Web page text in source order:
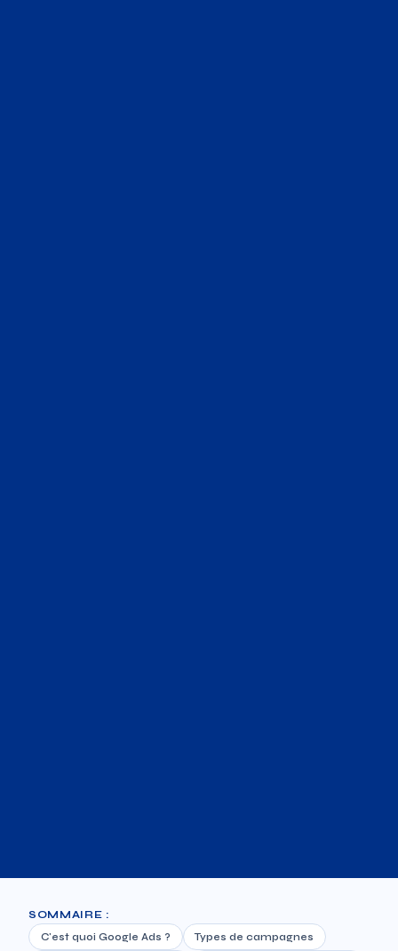
SOMMAIRE :
C'est quoi Google Ads ?
Types de campagnes